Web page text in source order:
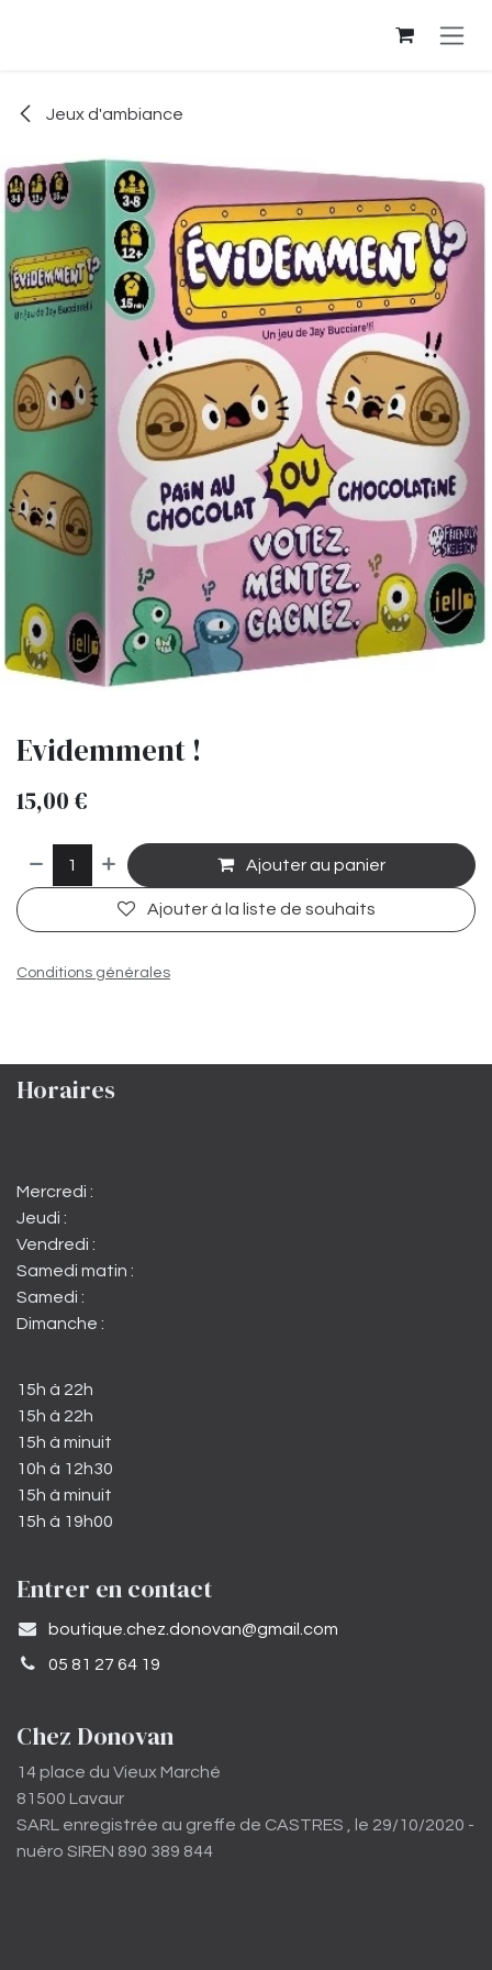
Jeux d'ambiance
Evidemment !
15,00 €
Ajouter au panier
Ajouter à la liste de souhaits
Conditions générales
Horaires
Mercredi :
Jeudi :
Vendredi :
Samedi matin :
Samedi :
Dimanche :
15h à 22h
15h à 22h
15h à minuit
10h à 12h30
15h à minuit
15h à 19h00
Entrer en contact
​boutique.chez.donovan@gmail.com​
05 81 27 64 19
Chez Donovan
14 place du Vieux Marché
81500 Lavaur
SARL enregistrée au greffe de CASTRES , le 29/10/2020 -
nuéro SIREN 890 389 844